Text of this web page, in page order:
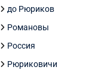
до Рюриков
Романовы
Россия
Рюриковичи